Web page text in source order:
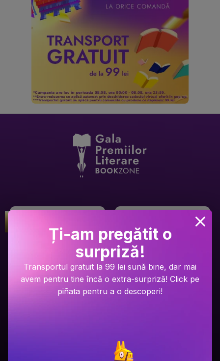
Gala Premilor Literare Bookzone
Ți-am pregătit o
surpriză!
Transportul gratuit la 99 lei sună bine, dar mai
avem pentru tine încă o extra-surpriză! Click pe
piñata pentru a o descoperi!